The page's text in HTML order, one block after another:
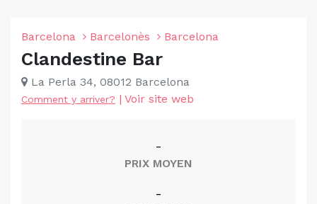
Barcelona Barcelonès Barcelona
Clandestine Bar
La Perla 34, 08012 Barcelona
Comment y arriver? | Voir site web
-
PRIX MOYEN
-